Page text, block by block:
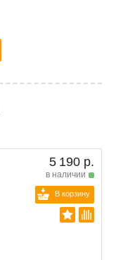
5 190 р.
в наличии
В корзину